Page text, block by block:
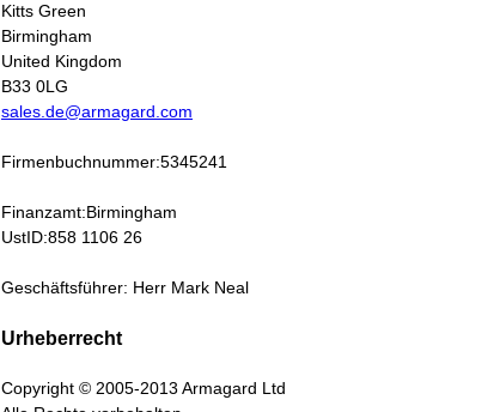
Kitts Green
Birmingham
United Kingdom
B33 0LG
sales.de@armagard.com
Firmenbuchnummer:5345241
Finanzamt:Birmingham
UstID:858 1106 26
Geschäftsführer: Herr Mark Neal
Urheberrecht
Copyright © 2005-2013 Armagard Ltd